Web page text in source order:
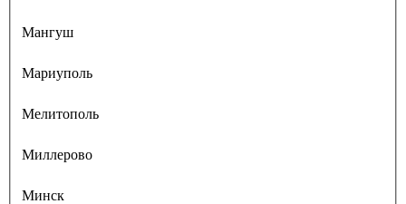
Мангуш
Мариуполь
Мелитополь
Миллерово
Минск